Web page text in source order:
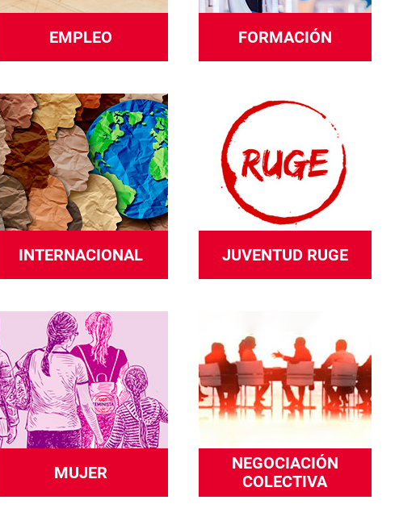
EMPLEO FORMACIÓN
INTERNACIONAL JUVENTUD RUGE
MUJER
NEGOCIACIÓN
COLECTIVA